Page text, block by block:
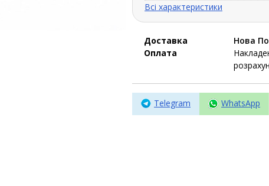
Всі характеристики
Доставка Нова
Оплата
Telegram WhatsApp